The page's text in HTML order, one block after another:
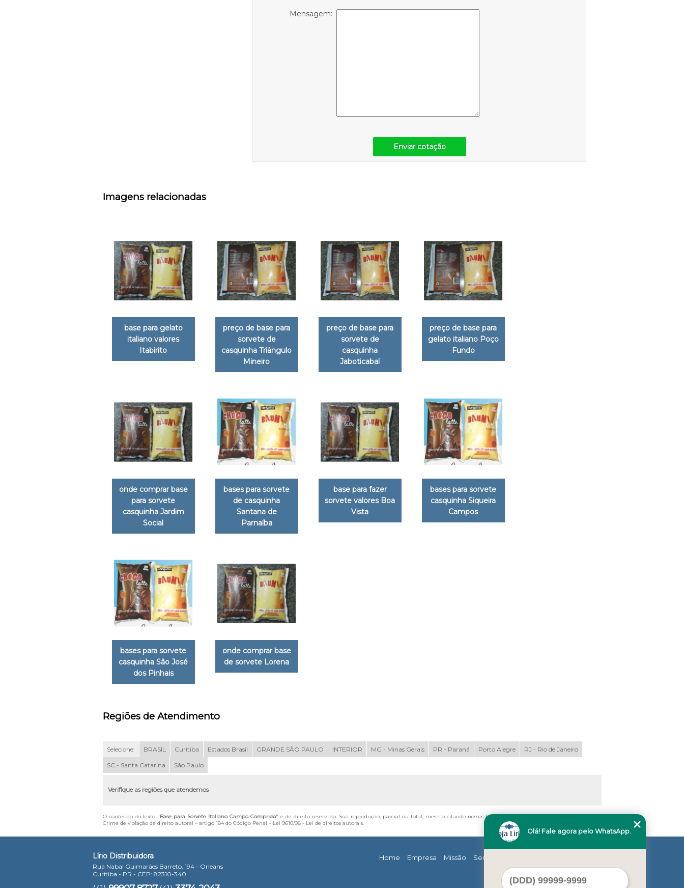
Mensagem:
Enviar cotação
Imagens relacionadas
base para gelato
italiano valores
Itabirito
preço de base para
sorvete de
casquinha Triângulo
Mineiro
preço de base para
sorvete de
casquinha
Jaboticabal
preço de base para
gelato italiano Poço
Fundo
onde comprar base
para sorvete
casquinha Jardim
Social
bases para sorvete
de casquinha
Santana de
Parnaíba
base para fazer
sorvete valores Boa
Vista
bases para sorvete
casquinha Siqueira
Campos
bases para sorvete
casquinha São José
dos Pinhais
onde comprar base
de sorvete Lorena
Regiões de Atendimento
Selecione: BRASIL Curitiba Estados Brasil GRANDE SÃO PAULO INTERIOR MG - Minas Gerais PR - Paraná Porto Alegre RJ - Rio de Janeiro
SC - Santa Catarina São Paulo
Verifique as regiões que atendemos
O conteúdo do texto "Base para Sorvete Italiano Campo Comprido" é de direito reservado. Sua reprodução, parcial ou total, mesmo citando nossos links, é proibida sem a autorização do autor.
Crime de violação de direito autoral – artigo 184 do Código Penal – Lei 9610/98 - Lei de direitos autorais.
Lírio Distribuidora
Rua Nabal Guimarães Barreto, 194 - Orleans
Curitiba - PR - CEP: 82310-340
Home Empresa Missão Serviços
Olá! Fale agora pelo WhatsApp.